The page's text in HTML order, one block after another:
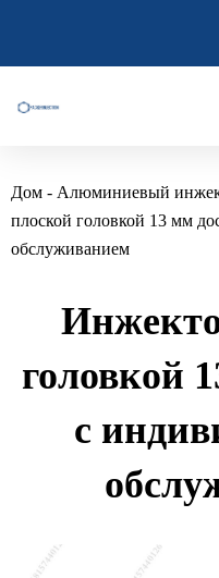
содержимому
Дом - Алюминиевый
плоской головкой 13 мм
обслуживанием
головкой
с